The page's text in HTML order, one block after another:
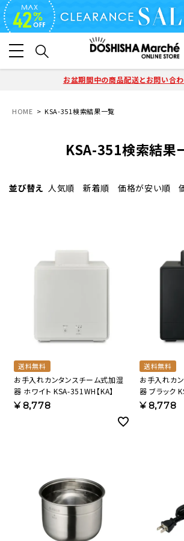
お盆期間中の商品配送とお問い合
HOME KSA-351検索結果一覧
KSA-351検索結果
並び替え 人気順 新着順 価格が安い順
送料無料
お手入れカンタンスチーム式加湿
器 ホワイト KSA-351WH【KA】
¥8,778
送料無料
お手入れカ
器 ブラック
¥8,778